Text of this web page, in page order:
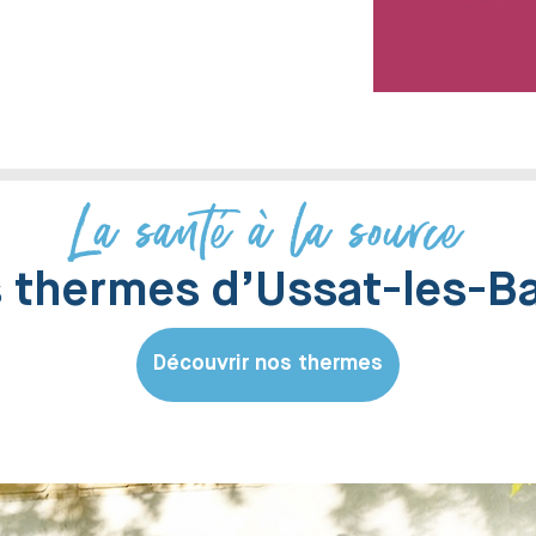
La santé à la source
thermes d’Ussat-les-
Découvrir nos thermes